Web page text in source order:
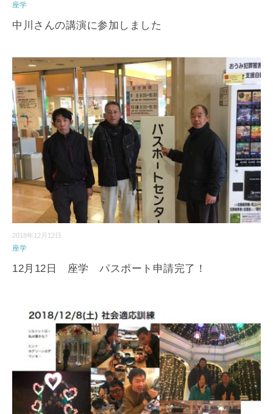
座学
中川さんの講演に参加しました
2018年12月12日
座学
12月12日 座学 パスポート申請完了！